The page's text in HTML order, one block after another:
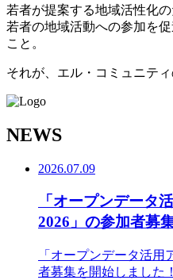
若者が提案する地域活性化の
若者の地域活動への参加を
こと。
それが、エル・コミュニティ
NEWS
2026.07.09
「オープンデータ
2026」の参加者募
「オープンデータ活用
者募集を開始しました！